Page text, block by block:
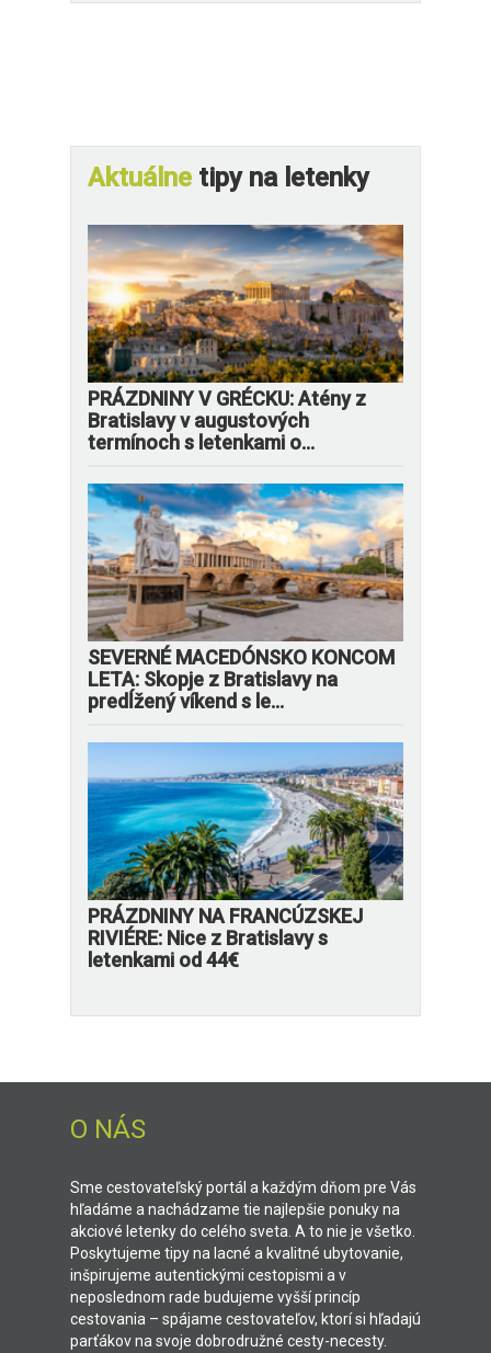
Aktuálne tipy na letenky
PRÁZDNINY V GRÉCKU: Atény z
Bratislavy v augustových
termínoch s letenkami o...
SEVERNÉ MACEDÓNSKO KONCOM
LETA: Skopje z Bratislavy na
predĺžený víkend s le...
PRÁZDNINY NA FRANCÚZSKEJ
RIVIÉRE: Nice z Bratislavy s
letenkami od 44€
O NÁS
Sme cestovateľský portál a každým dňom pre Vás
hľadáme a nachádzame tie najlepšie ponuky na
akciové letenky do celého sveta. A to nie je všetko.
Poskytujeme tipy na lacné a kvalitné ubytovanie,
inšpirujeme autentickými cestopismi a v
neposlednom rade budujeme vyšší princíp
cestovania – spájame cestovateľov, ktorí si hľadajú
parťákov na svoje dobrodružné cesty-necesty.